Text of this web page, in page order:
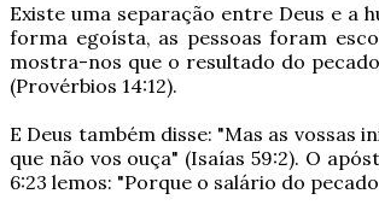
Existe uma separação entre Deus e a
forma egoísta, as pessoas foram
mostra-nos que o resultado do
(Provérbios 14:12).
E Deus também disse: "Mas as vossas
que não vos ouça" (Isaías 59:2). O
6:23 lemos: "Porque o salário do